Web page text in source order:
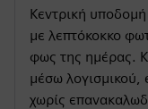
Κεντρική
με λεπτόκοκκο
φως της ημέρας.
μέσω λογισμικού,
χωρίς